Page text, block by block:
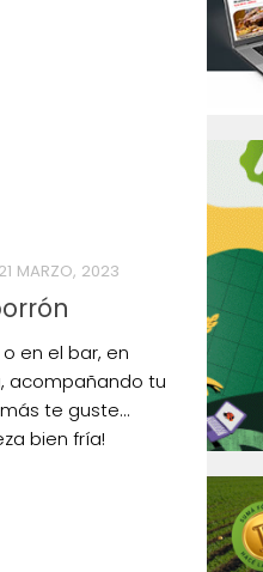
21 MARZO, 2023
en el bar, en
acompañando tu
te guste…
bien fría!